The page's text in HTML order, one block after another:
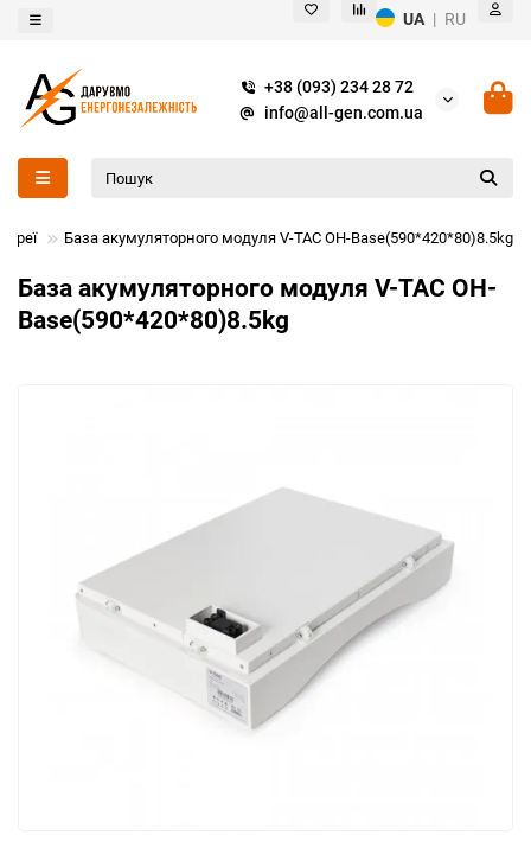
UA | RU
+38 (093) 234 28 72
info@all-gen.com.ua
База акумуляторного модуля V-TAC OH-Base(590*420*80)8.5kg
База акумуляторного модуля V-TAC OH-
Base(590*420*80)8.5kg